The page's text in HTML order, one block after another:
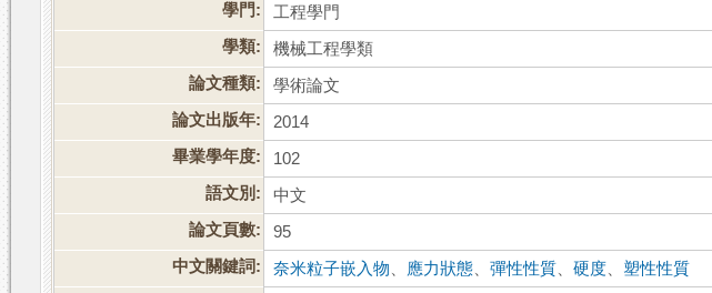
學門:
工程學門
學類:
機械工程學類
論文種類:
學術論文
論文出版年:
2014
畢業學年度:
102
語文別:
中文
論文頁數:
95
中文關鍵詞:
奈米粒子嵌入物 應力狀態 、彈性性質 、硬度
塑性性質